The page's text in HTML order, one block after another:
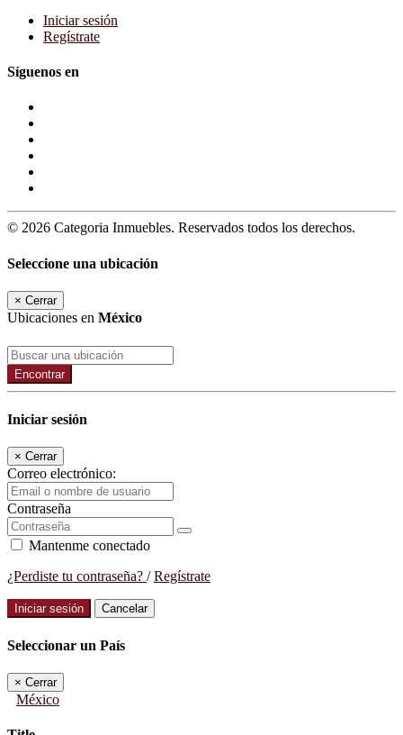
Iniciar sesión
Regístrate
Síguenos en
© 2026 Categoria Inmuebles. Reservados todos los derechos.
Seleccione una ubicación
× Cerrar
Ubicaciones en México
Encontrar
Iniciar sesión
× Cerrar
Correo electrónico:
Contraseña
Mantenme conectado
¿Perdiste tu contraseña? /Regístrate
Iniciar sesión Cancelar
Seleccionar un País
× Cerrar
México